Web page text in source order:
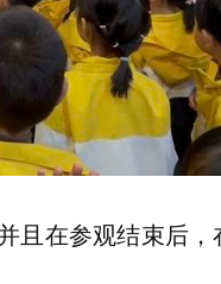
在参观结束后，